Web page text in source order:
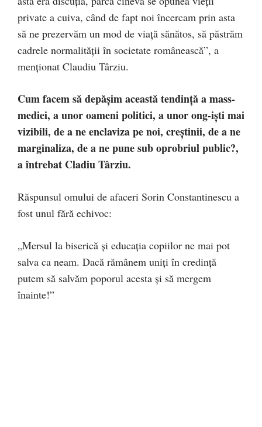
private a cuiva, când de fapt noi încercam prin asta
să ne prezervăm un mod de viață sănătos, să păstrăm
cadrele normalității în societate românească”, a
menționat Claudiu Târziu.
Cum facem să depășim această tendință a mass-
mediei, a unor oameni politici, a unor ong-iști mai
vizibili, de a ne enclaviza pe noi, creștinii, de a ne
marginaliza, de a ne pune sub oprobriul public?,
a întrebat Cladiu Târziu.
Răspunsul omului de afaceri Sorin Constantinescu a
fost unul fără echivoc:
„Mersul la biserică și educația copiilor ne mai pot
salva ca neam. Dacă rămânem uniți în credință
putem să salvăm poporul acesta și să mergem
înainte!”